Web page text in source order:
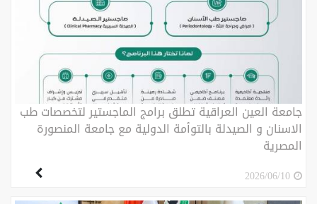
جامعة العين العراقية تطلق برامج الماجستير لتخصصات طب
الاسنان و الصيدلة بالتوأمة الدولية مع جامعة المنصورة
المصرية
2026/06/10